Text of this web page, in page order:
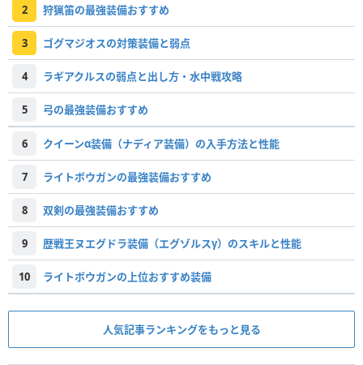
2 狩猟笛の最強装備おすすめ
3 ゴグマジオスの対策装備と弱点
4 ラギアクルスの弱点と出し方・水中戦攻略
5 弓の最強装備おすすめ
6 クイーンα装備（ナディア装備）の入手方法と性能
7 ライトボウガンの最強装備おすすめ
8 双剣の最強装備おすすめ
9 歴戦王ヌエグドラ装備（エグゾルスγ）のスキルと性能
10 ライトボウガンの上位おすすめ装備
人気記事ランキングをもっと見る